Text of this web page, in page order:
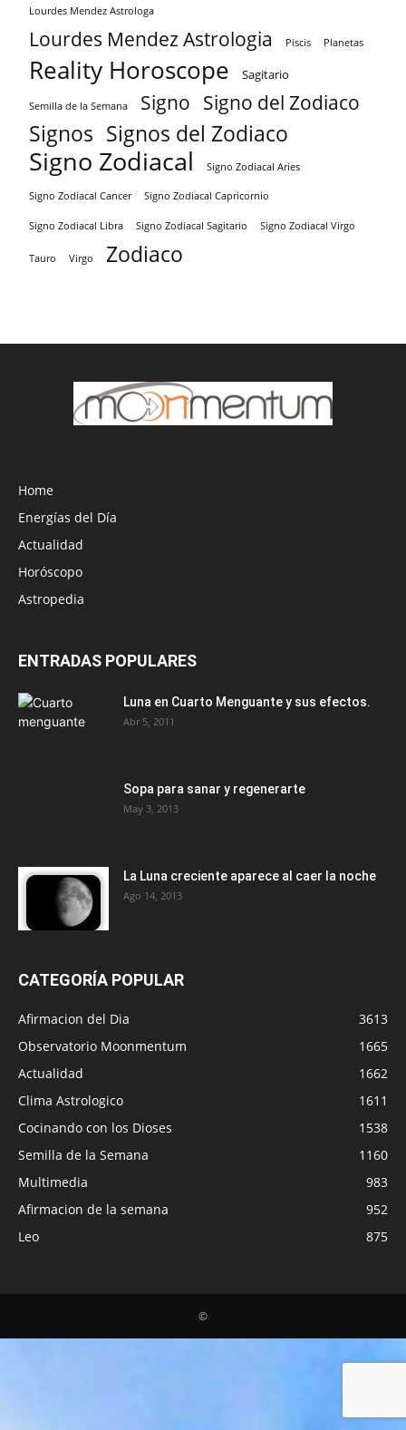
Lourdes Mendez Astrologa
Lourdes Mendez Astrologia Piscis Planetas
Reality Horoscope Sagitario
Semilla de la Semana Signo Signo del Zodiaco
Signos Signos del Zodiaco
Signo Zodiacal Signo Zodiacal Aries
Signo Zodiacal Cancer Signo Zodiacal Capricornio
Signo Zodiacal Libra Signo Zodiacal Sagitario Signo Zodiacal Virgo
Tauro Virgo Zodiaco
Home
Energías del Día
Actualidad
Horóscopo
Astropedia
ENTRADAS POPULARES
Luna en Cuarto Menguante y sus efectos.
Abr 5, 2011
Sopa para sanar y regenerarte
May 3, 2013
La Luna creciente aparece al caer la noche
Ago 14, 2013
CATEGORÍA POPULAR
Afirmacion del Dia
3613
Observatorio Moonmentum
1665
Actualidad
1662
Clima Astrologico
1611
Cocinando con los Dioses
1538
Semilla de la Semana
1160
Multimedia
983
Afirmacion de la semana
952
Leo
875
©